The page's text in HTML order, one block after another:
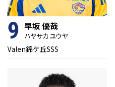
早坂 優哉
ハヤサカ ユウヤ
9
Valen錦ケ丘SSS